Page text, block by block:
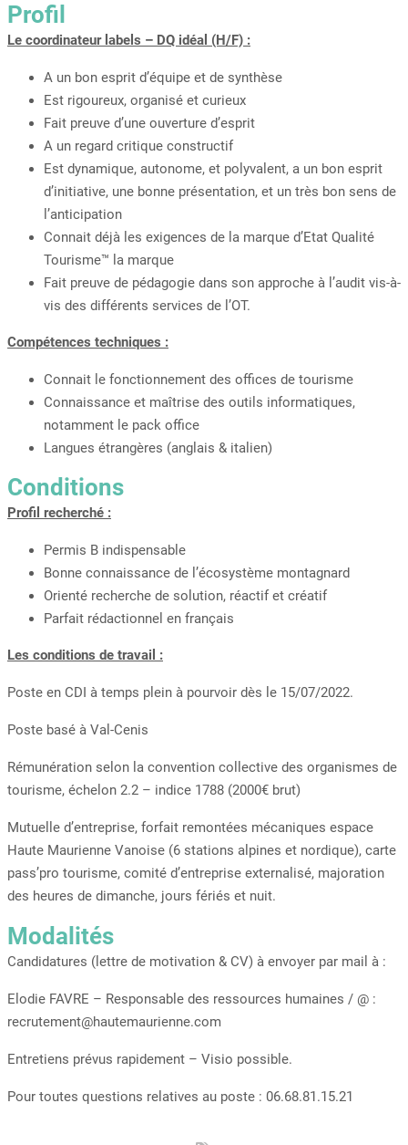
Profil
Le coordinateur labels – DQ idéal (H/F) :
A un bon esprit d’équipe et de synthèse
Est rigoureux, organisé et curieux
Fait preuve d’une ouverture d’esprit
A un regard critique constructif
Est dynamique, autonome, et polyvalent, a un bon esprit
d’initiative, une bonne présentation, et un très bon sens de
l’anticipation
Connait déjà les exigences de la marque d’Etat Qualité
Tourisme™ la marque
Fait preuve de pédagogie dans son approche à l’audit vis-à-
vis des différents services de l’OT.
Compétences techniques :
Connait le fonctionnement des offices de tourisme
Connaissance et maîtrise des outils informatiques,
notamment le pack office
Langues étrangères (anglais & italien)
Conditions
Profil recherché :
Permis B indispensable
Bonne connaissance de l’écosystème montagnard
Orienté recherche de solution, réactif et créatif
Parfait rédactionnel en français
Les conditions de travail :
Poste en CDI à temps plein à pourvoir dès le 15/07/2022.
Poste basé à Val-Cenis
Rémunération selon la convention collective des organismes de
tourisme, échelon 2.2 – indice 1788 (2000€ brut)
Mutuelle d’entreprise, forfait remontées mécaniques espace
Haute Maurienne Vanoise (6 stations alpines et nordique), carte
pass’pro tourisme, comité d’entreprise externalisé, majoration
des heures de dimanche, jours fériés et nuit.
Modalités
Candidatures (lettre de motivation & CV) à envoyer par mail à :
Elodie FAVRE – Responsable des ressources humaines / @ :
recrutement@hautemaurienne.com
Entretiens prévus rapidement – Visio possible.
Pour toutes questions relatives au poste : 06.68.81.15.21